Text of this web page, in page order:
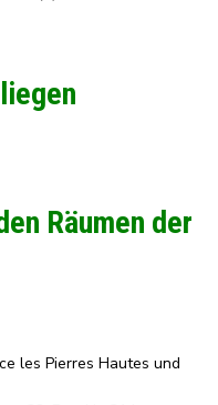
Räumen der
les Pierres Hautes und